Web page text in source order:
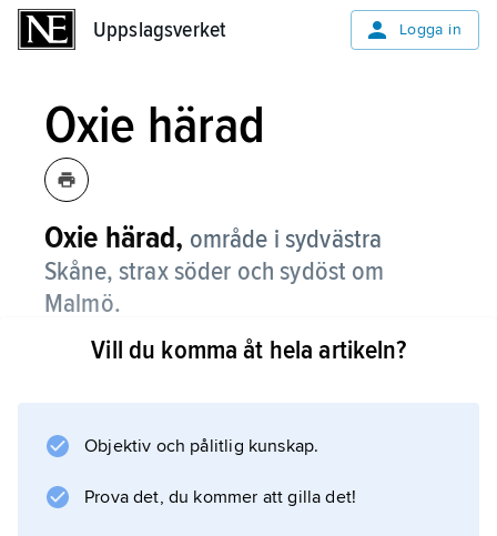
Uppslagsverket Logga in
Oxie härad
Oxie härad, område i sydvästra
Skåne, strax söder och sydöst om
Malmö.
Bygden utgör norra Söderslätt, Skånes
Vill du komma åt hela artikeln?
Objektiv och pålitlig kunskap.
Prova det, du kommer att gilla det!